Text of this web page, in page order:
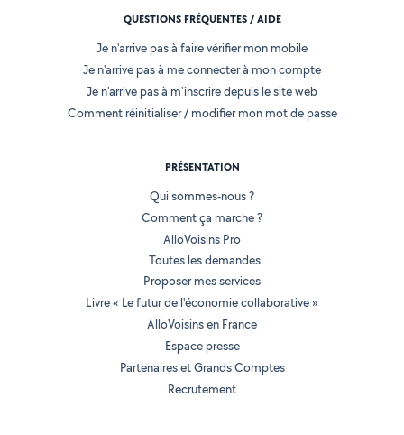
QUESTIONS FRÉQUENTES / AIDE
Je n'arrive pas à faire vérifier mon mobile
Je n'arrive pas à me connecter à mon compte
Je n'arrive pas à m'inscrire depuis le site web
Comment réinitialiser / modifier mon mot de passe
PRÉSENTATION
Qui sommes-nous ?
Comment ça marche ?
AlloVoisins Pro
Toutes les demandes
Proposer mes services
Livre « Le futur de l'économie collaborative »
AlloVoisins en France
Espace presse
Partenaires et Grands Comptes
Recrutement